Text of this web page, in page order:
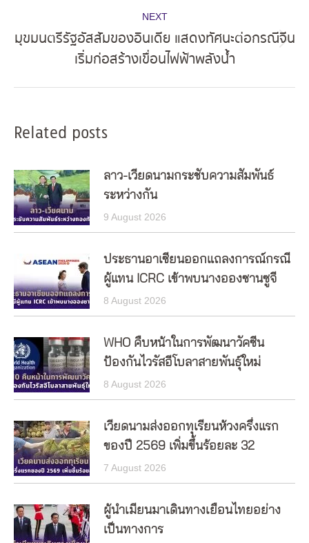
NEXT
Next
post:
มุขมนตรีรัฐอัสสัมของอินเดีย แสดงทัศนะต่อกรณีจีน
เริ่มก่อสร้างเขื่อนไฟฟ้าพลังน้ำ
Related posts
ลาว-เวียดนามกระชับความสัมพันธ์
ระหว่างกัน
9 August 2026
ประธานอาเซียนออกแถลงการณ์กรณี
ผู้แทน ICRC เข้าพบนางอองซานซูจี
8 August 2026
WHO คืบหน้าในการพัฒนาวัคซีน
ป้องกันไวรัสอีโบลาสายพันธุ์ใหม่
8 August 2026
เวียดนามส่งออกทุเรียนห้วงครึ่งแรก
ของปี 2569 เพิ่มขึ้นร้อยละ 32
7 August 2026
ผู้นำเมียนมาเดินทางเยือนไทยอย่าง
เป็นทางการ